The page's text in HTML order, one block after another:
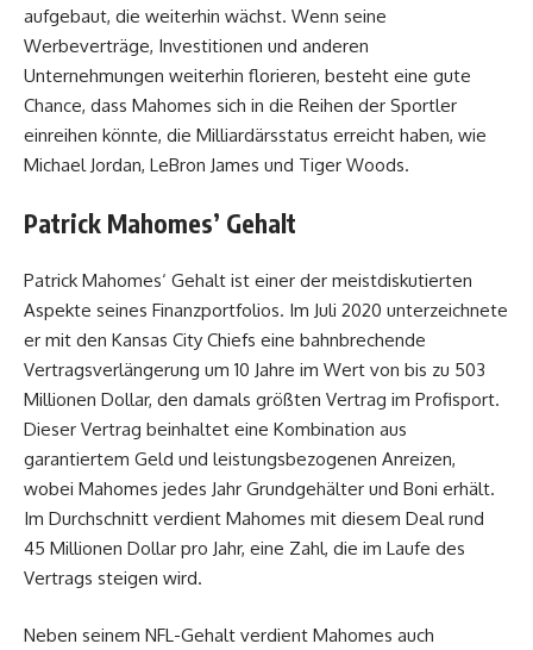
aufgebaut, die weiterhin wächst. Wenn seine
Werbeverträge, Investitionen und anderen
Unternehmungen weiterhin florieren, besteht eine gute
Chance, dass Mahomes sich in die Reihen der Sportler
einreihen könnte, die Milliardärsstatus erreicht haben, wie
Michael Jordan, LeBron James und Tiger Woods.
Patrick Mahomes’ Gehalt
Patrick Mahomes‘ Gehalt ist einer der meistdiskutierten
Aspekte seines Finanzportfolios. Im Juli 2020 unterzeichnete
er mit den Kansas City Chiefs eine bahnbrechende
Vertragsverlängerung um 10 Jahre im Wert von bis zu 503
Millionen Dollar, den damals größten Vertrag im Profisport.
Dieser Vertrag beinhaltet eine Kombination aus
garantiertem Geld und leistungsbezogenen Anreizen,
wobei Mahomes jedes Jahr Grundgehälter und Boni erhält.
Im Durchschnitt verdient Mahomes mit diesem Deal rund
45 Millionen Dollar pro Jahr, eine Zahl, die im Laufe des
Vertrags steigen wird.
Neben seinem NFL-Gehalt verdient Mahomes auch